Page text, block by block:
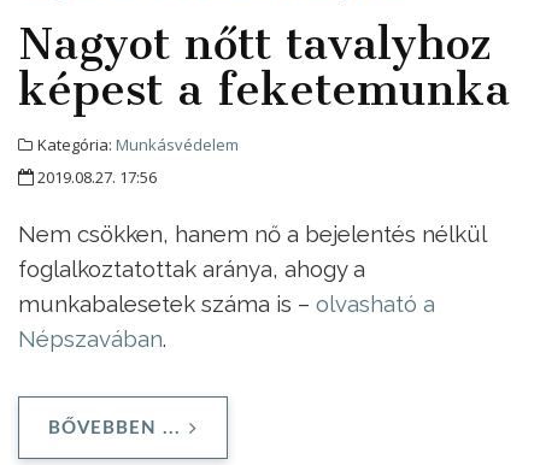
Nagyot nőtt tavalyhoz
képest a feketemunka
Kategória: Munkásvédelem
2019.08.27. 17:56
Nem csökken, hanem nő a bejelentés nélkül
foglalkoztatottak aránya, ahogy a
munkabalesetek száma is – olvasható a
Népszavában.
BŐVEBBEN ...